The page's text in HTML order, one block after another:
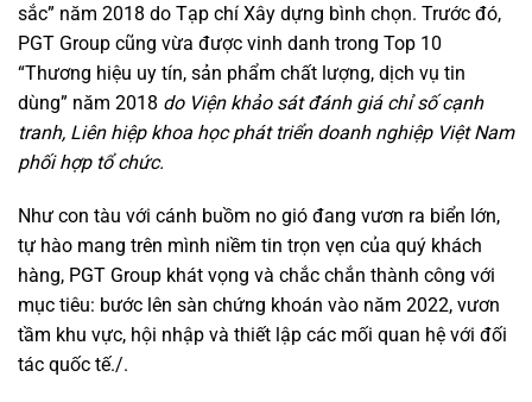
sắc” năm 2018 do Tạp chí Xây dựng bình chọn. Trước đó,
PGT Group cũng vừa được vinh danh trong Top 10
“Thương hiệu uy tín, sản phẩm chất lượng, dịch vụ tin
dùng” năm 2018 do Viện khảo sát đánh giá chỉ số cạnh
tranh, Liên hiệp khoa học phát triển doanh nghiệp Việt Nam
phối hợp tổ chức.
Như con tàu với cánh buồm no gió đang vươn ra biển lớn,
tự hào mang trên mình niềm tin trọn vẹn của quý khách
hàng, PGT Group khát vọng và chắc chắn thành công với
mục tiêu: bước lên sàn chứng khoán vào năm 2022, vươn
tầm khu vực, hội nhập và thiết lập các mối quan hệ với đối
tác quốc tế./.